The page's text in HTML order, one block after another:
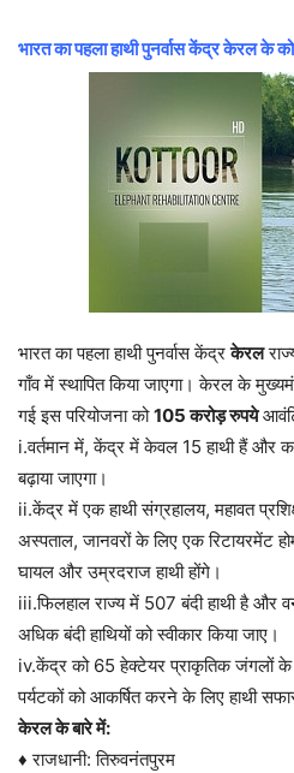
भारत का पहला हाथी पुनर्वास केंद्र केरल के
भारत का पहला हाथी पुनर्वास केंद्रकेरल
गाँव में स्थापित किया जाएगा। केरल के
गई इस परियोजना को105 करोड़ रुपये
i.वर्तमान में, केंद्र में केवल 15 हाथी हैं और
बढ़ाया जाएगा।
ii.केंद्र में एक हाथी संग्रहालय, महावत
अस्पताल, जानवरों के लिए एक रिटायरमेंट
घायल और उम्रदराज हाथी होंगे।
iii.फिलहाल राज्य में 507 बंदी हाथी है और
अधिक बंदी हाथियों को स्वीकार किया जाए।
iv.केंद्र को 65 हेक्टेयर प्राकृतिक जंगलों के
पर्यटकों को आकर्षित करने के लिए हाथी
केरल के बारे में:
♦ राजधानी: तिरुवनंतपुरम